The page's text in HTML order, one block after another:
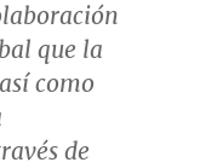
ón
que la
ícomo
és de